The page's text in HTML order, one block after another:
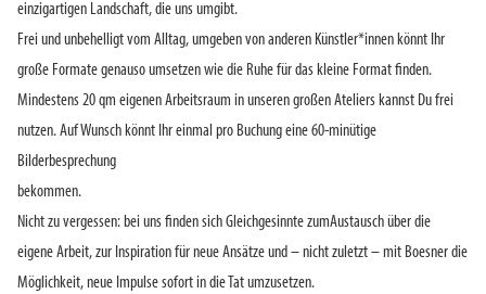
einzigartigen Landschaft, die uns umgibt.
Frei und unbehelligt vom Alltag, umgeben von anderen Künstler*innen könnt Ihr
große Formate genauso umsetzen wie die Ruhe für das kleine Format finden.
Mindestens 20 qm eigenen Arbeitsraum in unseren großen Ateliers kannst Du frei
nutzen. Auf Wunsch könnt Ihr einmal pro Buchung eine 60-minütige
Bilderbesprechung
bekommen.
Nicht zu vergessen: bei uns finden sich Gleichgesinnte zumAustausch über die
eigene Arbeit, zur Inspiration für neue Ansätze und – nicht zuletzt – mit Boesner die
Möglichkeit, neue Impulse sofort in die Tat umzusetzen.